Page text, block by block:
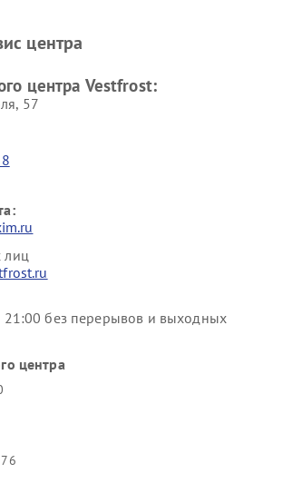
центра
центра Vestfrost:
57
лиц
без перерывов и выходных
центра